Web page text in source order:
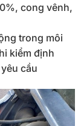
cong vênh,
trong môi
kiểm định
cầu